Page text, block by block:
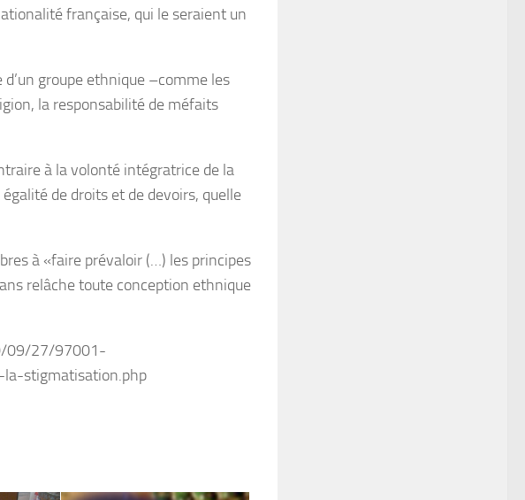
française, qui le seraient un
groupe ethnique –comme les
la responsabilité de méfaits
à la volonté intégratrice de la
de droits et de devoirs, quelle
à «faire prévaloir (…) les principes
relâche toute conception ethnique
09/27/97001-
stigmatisation.php